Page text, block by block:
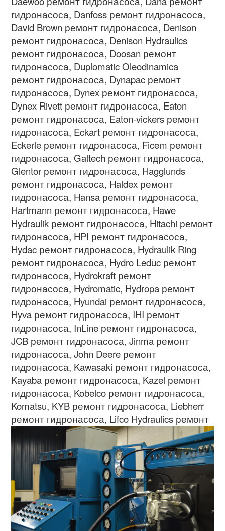
гидронасоса, Danfoss ремонт гидронасоса,
David Brown ремонт гидронасоса, Denison
ремонт гидронасоса, Denison Hydraulics
ремонт гидронасоса, Doosan ремонт
гидронасоса, Duplomatic Oleodinamica
ремонт гидронасоса, Dynapac ремонт
гидронасоса, Dynex ремонт гидронасоса,
Dynex Rivett ремонт гидронасоса, Eaton
ремонт гидронасоса, Eaton-vickers ремонт
гидронасоса, Eckart ремонт гидронасоса,
Eckerle ремонт гидронасоса, Ficem ремонт
гидронасоса, Galtech ремонт гидронасоса,
Glentor ремонт гидронасоса, Hagglunds
ремонт гидронасоса, Haldex ремонт
гидронасоса, Hansa ремонт гидронасоса,
Hartmann ремонт гидронасоса, Hawe
Hydraulik ремонт гидронасоса, Hitachi ремонт
гидронасоса, HPI ремонт гидронасоса,
Hydac ремонт гидронасоса, Hydraulik Ring
ремонт гидронасоса, Hydro Leduc ремонт
гидронасоса, Hydrokraft ремонт
гидронасоса, Hydromatic, Hydropa ремонт
гидронасоса, Hyundai ремонт гидронасоса,
Hyva ремонт гидронасоса, IHI ремонт
гидронасоса, InLine ремонт гидронасоса,
JCB ремонт гидронасоса, Jinma ремонт
гидронасоса, John Deere ремонт
гидронасоса, Kawasaki ремонт гидронасоса,
Kayaba ремонт гидронасоса, Kazel ремонт
гидронасоса, Kobelco ремонт гидронасоса,
Komatsu, KYB ремонт гидронасоса, Liebherr
ремонт гидронасоса, Lifco Hydraulics ремонт